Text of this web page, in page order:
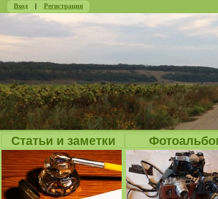
Вход | Регистрация
Статьи и заметки